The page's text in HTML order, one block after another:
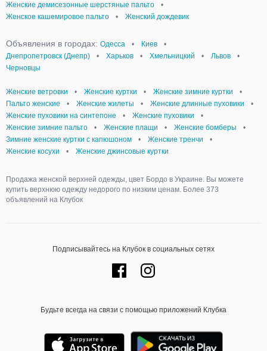
Женские демисезонные шерстяные пальто
•
Женское кашемировое пальто
• Женский дождевик
Объявления в городах: Одесса • Киев
•
Днепропетровск (Днепр)
• Харьков • Хмельницкий • Львов
•
Черновцы
Женские ветровки • Женские куртки • Женские зимние куртки
•
Пальто женские
• Женские жилеты • Женские длинные пуховики
•
Женские пуховики на синтепоне
• Женские пуховики
•
Женские зимние пальто
• Женские плащи • Женские бомберы
•
Зимние женские куртки с капюшоном
• Женские тренчи
•
Женские косухи
• Женские джинсовые куртки
Продажа женской верхней одежды, цвет Бордо в Украине. Вы можете
купить верхнюю одежду недорого по низким ценам. Более 373
объявлений на Клубок
Подписывайтесь на Клубок в социальных сетях
Будьте всегда на связи с помощью приложений Клубка